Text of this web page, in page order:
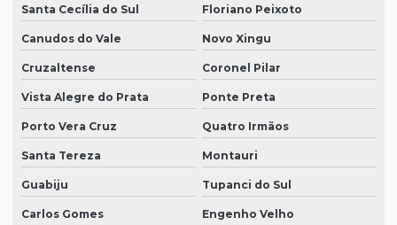
Santa Cecília do Sul Floriano Peixoto
Canudos do Vale Novo Xingu
Cruzaltense Coronel Pilar
Vista Alegre do Prata Ponte Preta
Porto Vera Cruz Quatro Irmãos
Santa Tereza Montauri
Guabiju Tupanci do Sul
Carlos Gomes Engenho Velho